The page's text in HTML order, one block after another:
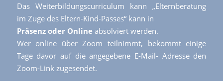
Das Weiterbildungscurriculum kann „Elternberatung
im Zuge des Eltern-Kind-Passes“ kann in
Präsenz oder Online absolviert werden.
Wer online über Zoom teilnimmt, bekommt einige
Tage davor auf die angegebene E-Mail- Adresse den
Zoom-Link zugesendet.